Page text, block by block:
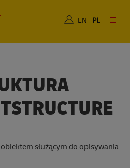
EN PL
służącym do opisywania